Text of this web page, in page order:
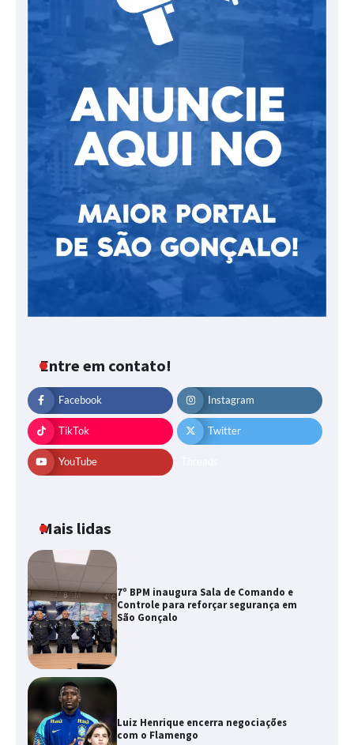
Entre em contato!
Facebook Instagram
TikTok Twitter
YouTube
Mais lidas
7º BPM inaugura Sala de Comando e
Controle para reforçar segurança em
São Gonçalo
Luiz Henrique encerra negociações
com o Flamengo